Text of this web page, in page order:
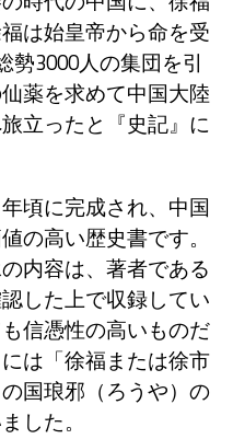
は始皇帝から命を受
勢3000人の集団を引
薬を求めて中国大陸
立ったと『史記』に
頃に完成され、中国
の高い歴史書です。
内容は、著者である
した上で収録してい
信憑性の高いものだ
は「徐福または徐市
国琅邪（ろうや）の
した。